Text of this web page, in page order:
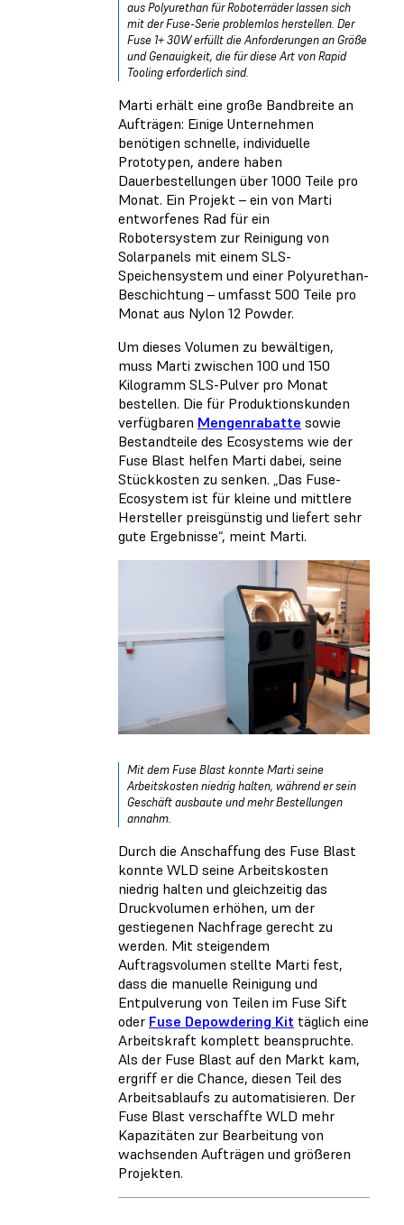
aus Polyurethan für Roboterräder lassen sich
mit der Fuse-Serie problemlos herstellen. Der
Fuse 1+ 30W erfüllt die Anforderungen an Größe
und Genauigkeit, die für diese Art von Rapid
Tooling erforderlich sind.
Marti erhält eine große Bandbreite an
Aufträgen: Einige Unternehmen
benötigen schnelle, individuelle
Prototypen, andere haben
Dauerbestellungen über 1000 Teile pro
Monat. Ein Projekt – ein von Marti
entworfenes Rad für ein
Robotersystem zur Reinigung von
Solarpanels mit einem SLS-
Speichensystem und einer Polyurethan-
Beschichtung – umfasst 500 Teile pro
Monat aus Nylon 12 Powder.
Um dieses Volumen zu bewältigen,
muss Marti zwischen 100 und 150
Kilogramm SLS-Pulver pro Monat
bestellen. Die für Produktionskunden
verfügbaren Mengenrabatte sowie
Bestandteile des Ecosystems wie der
Fuse Blast helfen Marti dabei, seine
Stückkosten zu senken. „Das Fuse-
Ecosystem ist für kleine und mittlere
Hersteller preisgünstig und liefert sehr
gute Ergebnisse“, meint Marti.
Mit dem Fuse Blast konnte Marti seine
Arbeitskosten niedrig halten, während er sein
Geschäft ausbaute und mehr Bestellungen
annahm.
Durch die Anschaffung des Fuse Blast
konnte WLD seine Arbeitskosten
niedrig halten und gleichzeitig das
Druckvolumen erhöhen, um der
gestiegenen Nachfrage gerecht zu
werden. Mit steigendem
Auftragsvolumen stellte Marti fest,
dass die manuelle Reinigung und
Entpulverung von Teilen im Fuse Sift
oder Fuse Depowdering Kit täglich eine
Arbeitskraft komplett beanspruchte.
Als der Fuse Blast auf den Markt kam,
ergriff er die Chance, diesen Teil des
Arbeitsablaufs zu automatisieren. Der
Fuse Blast verschaffte WLD mehr
Kapazitäten zur Bearbeitung von
wachsenden Aufträgen und größeren
Projekten.